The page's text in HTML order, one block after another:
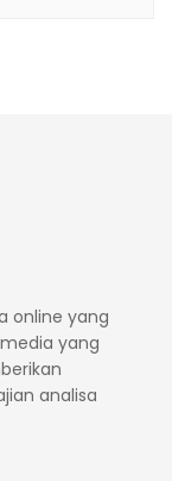
online yang
yang
analisa